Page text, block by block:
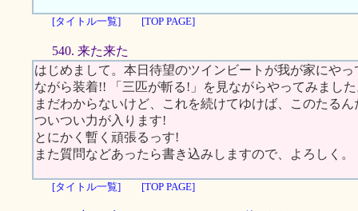
[タイトル一覧] [TOP PAGE]
540. 来た来た
はじめまして。本日待望のツインビートが我が家にや
ながら装着!! 「三匹が斬る!」を見ながらやってみまし
まだわからないけど、これを続けてゆけば、このたる
ついつい力が入ります!
とにかく暫く頑張るっす!
また質問などあったら書き込みしますので、よろしく。
[タイトル一覧] [TOP PAGE]